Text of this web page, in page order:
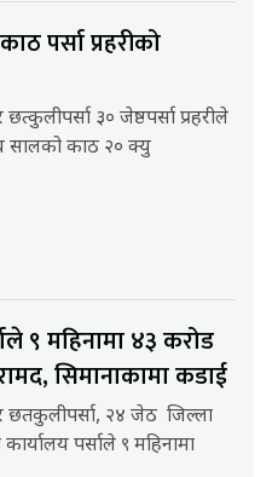
पर्सा प्रहरीको
३० जेष्ठपर्सा प्रहरीले
सालको काठ २० क्यु
९ महिनामा ४३ करोड
सिमानाकामा कडाई
२४ जेठ जिल्ला
कार्यालय पर्साले ९ महिनामा